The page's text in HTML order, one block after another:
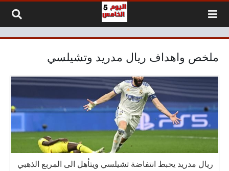
ملخص واهداف ريال مدريد وتشيلسي
ريال مدريد يحبط انتفاضة تشيلسي ويتأهل الى المربع الذهبي